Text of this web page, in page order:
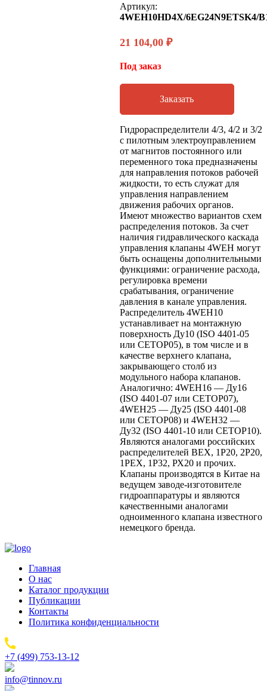
Артикул:
4WEH10HD4X/6EG24N9ETSK4/
21 104,00 ₽
Под заказ
Заказать
Гидрораспределители 4/3, 4/2 и 3/2
с пилотным электроуправлением
от магнитов постоянного или
переменного тока предназначены
для направления потоков рабочей
жидкости, то есть служат для
управления направлением
движения рабочих органов.
Имеют множество вариантов схем
распределения потоков. За счет
наличия гидравлического каскада
управления клапаны 4WEH могут
быть оснащены дополнительными
функциями: ограничение расхода,
регулировка времени
срабатывания, ограничение
давления в канале управления.
Распределитель 4WEH10
устанавливает на монтажную
поверхность Ду10 (ISO 4401-05
или CETOP05), в том числе и в
качестве верхнего клапана,
закрывающего столб из
модульного набора клапанов.
Аналогично: 4WEH16 — Ду16
(ISO 4401-07 или CETOP07),
4WEH25 — Ду25 (ISO 4401-08
или CETOP08) и 4WEH32 —
Ду32 (ISO 4401-10 или CETOP10).
Являются аналогами российских
распределителей ВЕХ, 1Р20, 2Р20,
1РЕХ, 1Р32, РХ20 и прочих.
Клапаны производятся в Китае на
ведущем заводе-изготовителе
гидроаппаратуры и являются
качественными аналогами
одноименного клапана известного
немецкого бренда.
Главная
О нас
Каталог продукции
Публикации
Контакты
Политика конфиденциальности
+7 (499) 753-13-12
info@tinnov.ru